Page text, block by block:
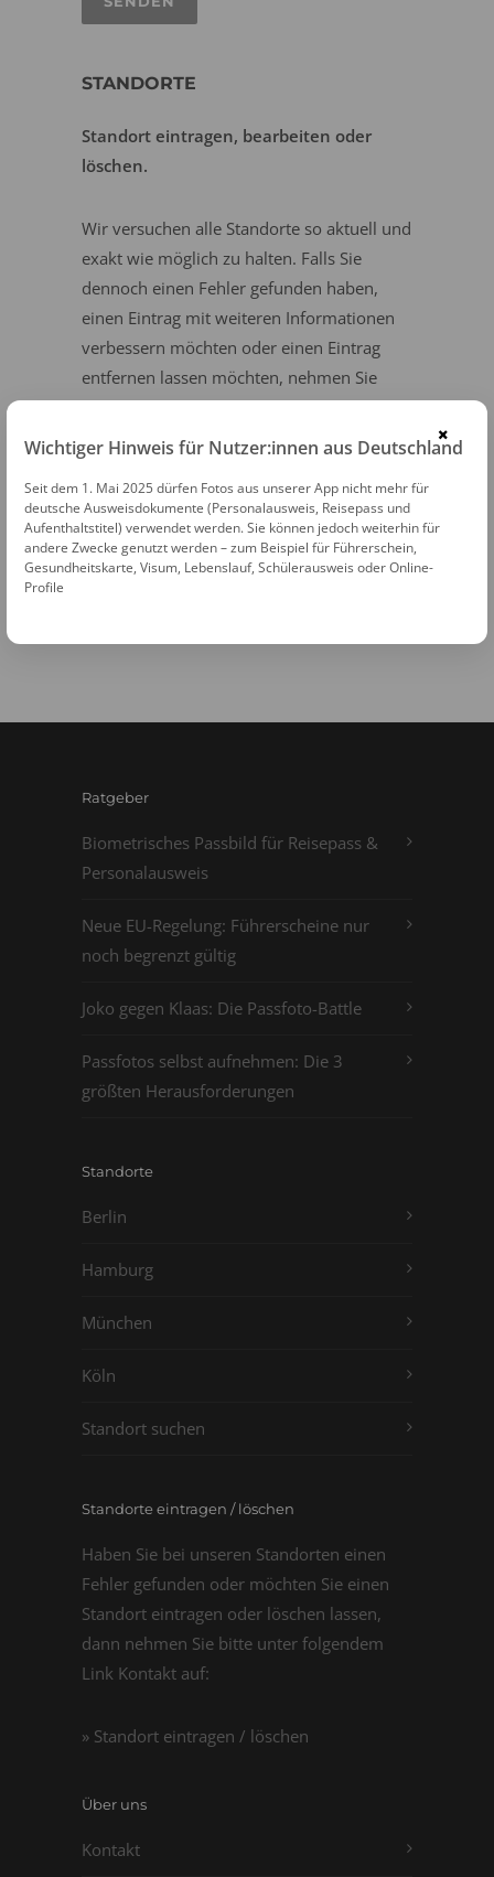
STANDORTE
Standort eintragen, bearbeiten oder
löschen.
Wir versuchen alle Standorte so aktuell und
exakt wie möglich zu halten. Falls Sie
dennoch einen Fehler gefunden haben,
einen Eintrag mit weiteren Informationen
verbessern möchten oder einen Eintrag
entfernen lassen möchten, nehmen Sie
bitte ebenfalls mit uns Kontakt auf.
Verbindung setzen.
Ratgeber
Biometrisches Passbild für Reisepass &
Personalausweis
Neue EU-Regelung: Führerscheine nur
noch begrenzt gültig
Joko gegen Klaas: Die Passfoto-Battle
Passfotos selbst aufnehmen: Die 3
größten Herausforderungen
Standorte
Berlin
Hamburg
München
Köln
Standort suchen
Standorte eintragen / löschen
Haben Sie bei unseren Standorten einen
Fehler gefunden oder möchten Sie einen
Standort eintragen oder löschen lassen,
dann nehmen Sie bitte unter folgendem
Link Kontakt auf:
» Standort eintragen / löschen
Über uns
Kontakt
×
Wichtiger Hinweis für Nutzer:innen aus Deutschland
Seit dem 1. Mai 2025 dürfen Fotos aus unserer App nicht mehr für
deutsche Ausweisdokumente (Personalausweis, Reisepass und
Aufenthaltstitel) verwendet werden. Sie können jedoch weiterhin für
andere Zwecke genutzt werden – zum Beispiel für Führerschein,
Gesundheitskarte, Visum, Lebenslauf, Schülerausweis oder Online-
Profile